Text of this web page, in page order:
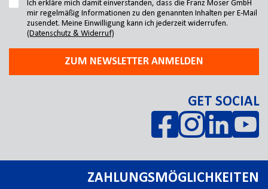
Ich erkläre mich damit einverstanden, dass die Franz Moser GmbH
mir regelmäßig Informationen zu den genannten Inhalten per E-Mail
zusendet. Meine Einwilligung kann ich jederzeit widerrufen.
(Datenschutz & Widerruf)
ZUM NEWSLETTER ANMELDEN
GET SOCIAL
ZAHLUNGSMÖGLICHKEITEN